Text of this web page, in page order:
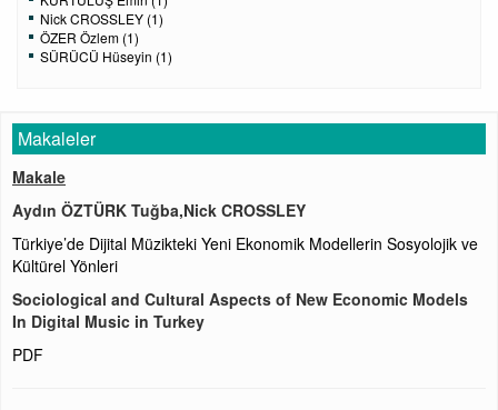
Nick CROSSLEY (1)
ÖZER Özlem (1)
SÜRÜCÜ Hüseyin (1)
Makaleler
Makale
Aydın ÖZTÜRK Tuğba,Nick CROSSLEY
Türkiye’de Dijital Müzikteki Yeni Ekonomik Modellerin Sosyolojik ve
Kültürel Yönleri
Sociological and Cultural Aspects of New Economic Models
In Digital Music in Turkey
PDF